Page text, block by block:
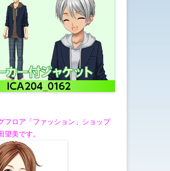
フロア「ファッション」ショップ
望美です。